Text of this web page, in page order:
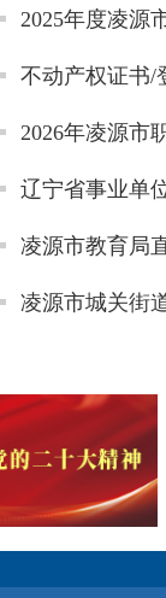
2025年度凌源
不动产权证书/
2026年凌源市
凌源市城关街